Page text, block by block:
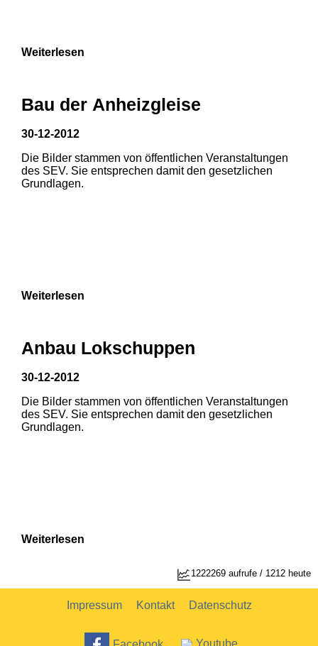
1 2
Weiterlesen
Bau der Anheizgleise
30-12-2012
Die Bilder stammen von öffentlichen Veranstaltungen
des SEV. Sie entsprechen damit den gesetzlichen
Grundlagen.
Weiterlesen
Anbau Lokschuppen
30-12-2012
Die Bilder stammen von öffentlichen Veranstaltungen
des SEV. Sie entsprechen damit den gesetzlichen
Grundlagen.
Weiterlesen
1222269 aufrufe / 1212 heute
Impressum Kontakt Datenschutz